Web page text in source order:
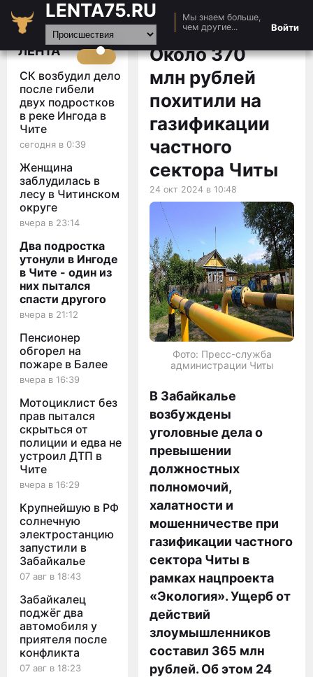
LENTA75.RU
Мы знаем больше,
чем другие...
Войти
Главная
Новости
Видео
Статьи
ЛЕНТА
СК возбудил дело
после гибели
двух подростков
в реке Ингода в
Чите
сегодня в 0:39
Женщина
заблудилась в
лесу в Читинском
округе
вчера в 23:14
Два подростка
утонули в Ингоде
в Чите - один из
них пытался
спасти другого
вчера в 21:12
Пенсионер
обгорел на
пожаре в Балее
вчера в 16:39
Мотоциклист без
прав пытался
скрыться от
полиции и едва не
устроил ДТП в
Чите
вчера в 16:29
Крупнейшую в РФ
солнечную
электростанцию
запустили в
Забайкалье
07 авг в 18:43
Забайкалец
поджёг два
автомобиля у
приятеля после
конфликта
07 авг в 18:23
Около 370
млн рублей
похитили на
газификации
частного
сектора Читы
24 окт 2024 в 10:48
Фото: Пресс-служба
администрации Читы
В Забайкалье
возбуждены
уголовные дела о
превышении
должностных
полномочий,
халатности и
мошенничестве при
газификации частного
сектора Читы в
рамках нацпроекта
«Экология». Ущерб от
действий
злоумышленников
составил 365 млн
рублей. Об этом 24